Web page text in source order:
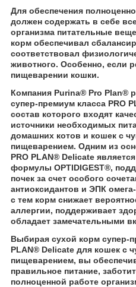
Для обеспечения
должен содержать в себе
организма питательные
корм обеспечивал
соответствовал
животного. Особенно, если
пищеварении кошки.
Компания Purina® Pro Plan®
супер-премиум класса PRO
состав которого входят
источники необходимых
домашних котов и кошек с
пищеварением. Одним из
PRO PLAN® Delicate
формулы OPTIDIGEST®,
почек за счет особого
антиоксидантов и ЭПК
с тем корм снижает
аллергии, поддерживает
обладает замечательными
Выбирая сухой корм супер-
PLAN® Delicate для кошек с
пищеварением, вы
правильное питание,
полноценной работе